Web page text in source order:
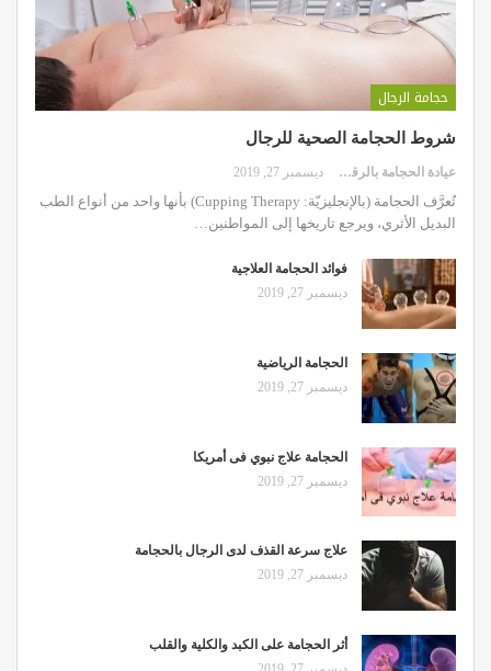
حجامة الرجال
شروط الحجامة الصحية للرجال
عيادة الحجامة بالرقعي ديسمبر 27, 2019
تُعرَّف الحجامة (بالإنجليزيّة: Cupping Therapy) بأنها واحد من أنواع الطب
البديل الأثري، ويرجع تاريخها إلى المواطنين…
فوائد الحجامة العلاجية
ديسمبر 27, 2019
الحجامة الرياضية
ديسمبر 27, 2019
الحجامة علاج نبوي فى أمريكا
ديسمبر 27, 2019
علاج سرعة القذف لدى الرجال بالحجامة
ديسمبر 27, 2019
أثر الحجامة على الكبد والكلية والقلب